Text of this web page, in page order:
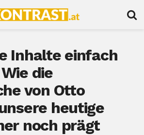
Inhalte einfach
die
von Otto
heutige
noch prägt